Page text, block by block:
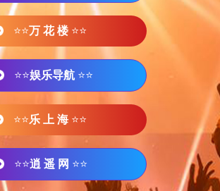
⭐⭐万 花 楼 ⭐⭐
⭐⭐娱乐导航 ⭐⭐
⭐⭐乐 上 海 ⭐⭐
⭐⭐逍 遥 网 ⭐⭐